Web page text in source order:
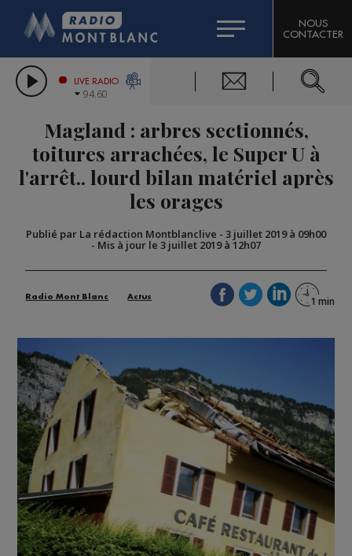
LES CHRONIQUES DE L'EXPERT
CITIZEN MACHINERY
GRAND MASSIF DOMAINES SKIABLES
BIGARD
COMPAGNIE DU MONT-BLANC
NOUS
CONTACTER
LIVE RADIO
94.60
Magland : arbres sectionnés,
toitures arrachées, le Super U à
l'arrêt.. lourd bilan matériel après
les orages
Publié par La rédaction Montblanclive - 3 juillet 2019 à 09h00
- Mis à jour le 3 juillet 2019 à 12h07
Radio Mont Blanc Actus